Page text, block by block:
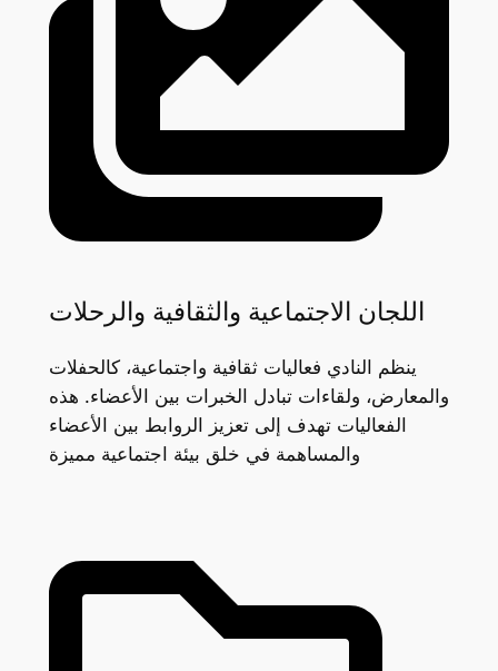
اللجان الاجتماعية والثقافية والرحلات
ينظم النادي فعاليات ثقافية واجتماعية، كالحفلات
والمعارض، ولقاءات تبادل الخبرات بين الأعضاء. هذه
الفعاليات تهدف إلى تعزيز الروابط بين الأعضاء
والمساهمة في خلق بيئة اجتماعية مميزة